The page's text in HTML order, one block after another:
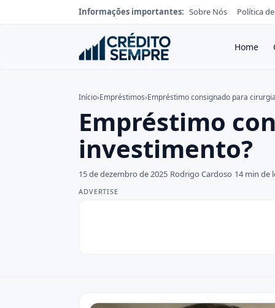
Informações importantes: Sobre Nós Política
Home
Início›Empréstimos›Empréstimo consignado para
Empréstimo
investimento?
15 de dezembro de 2025 Rodrigo Cardoso 14 min de
ADVERTISE